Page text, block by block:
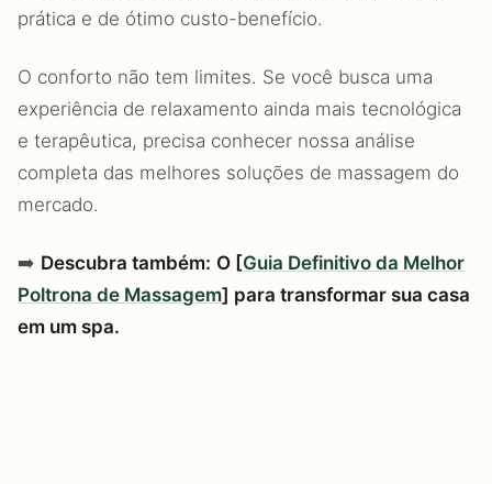
prática e de ótimo custo-benefício.
O conforto não tem limites. Se você busca uma
experiência de relaxamento ainda mais tecnológica
e terapêutica, precisa conhecer nossa análise
completa das melhores soluções de massagem do
mercado.
➡️ Descubra também: O [Guia Definitivo da Melhor
Poltrona de Massagem] para transformar sua casa
em um spa.